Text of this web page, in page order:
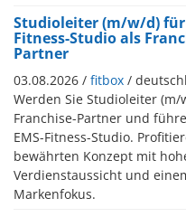
Studioleiter (m/w/d)
Fitness-Studio als
Partner
03.08.2026 / fitbox /
Werden Sie Studioleiter (m/
Franchise-Partner und
EMS-Fitness-Studio.
bewährten Konzept mit
Verdienstaussicht und
Markenfokus.